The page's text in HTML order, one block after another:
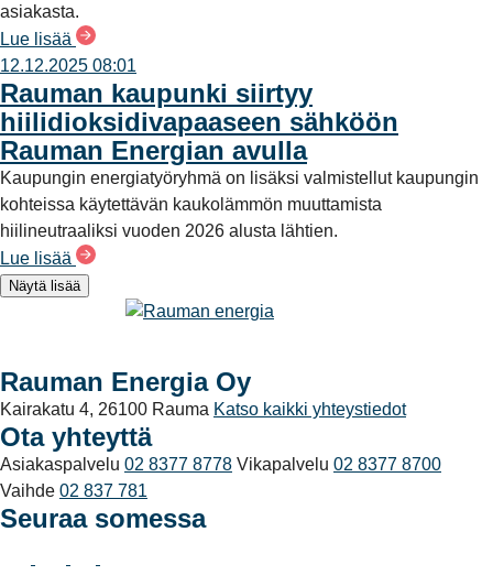
asiakasta.
Lue lisää
12.12.2025 08:01
Rauman kaupunki siirtyy
hiilidioksidivapaaseen sähköön
Rauman Energian avulla
Kaupungin energiatyöryhmä on lisäksi valmistellut kaupungin
kohteissa käytettävän kaukolämmön muuttamista
hiilineutraaliksi vuoden 2026 alusta lähtien.
Lue lisää
Näytä lisää
Rauman Energia Oy
Kairakatu 4, 26100 Rauma Katso kaikki yhteystiedot
Ota yhteyttä
Asiakaspalvelu 02 8377 8778 Vikapalvelu 02 8377 8700
Vaihde 02 837 781
Seuraa somessa